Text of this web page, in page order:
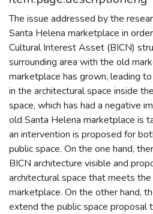
The issue addressed by the
Santa Helena marketplace in
Cultural Interest Asset (BICN)
surrounding area with the old
marketplace has grown, leading
in the architectural space inside
space, which has had a negative
old Santa Helena marketplace is
an intervention is proposed for
public space. On the one hand,
BICN architecture visible and
architectural space that meets
marketplace. On the other hand,
extend the public space proposal